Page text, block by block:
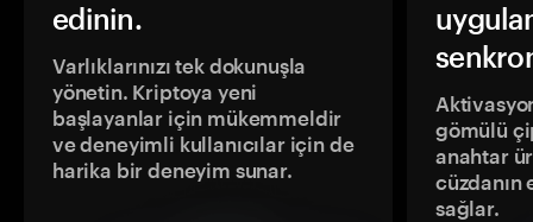
edinin.
Varlıklarınızı tek dokunuşla
yönetin. Kriptoya yeni
başlayanlar için mükemmeldir
ve deneyimli kullanıcılar için de
harika bir deneyim sunar.
gömülü
anahtar
sağlar.